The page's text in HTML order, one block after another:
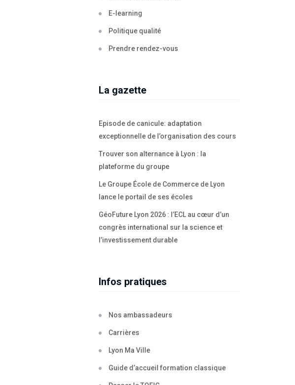
E-learning
Politique qualité
Prendre rendez-vous
La gazette
Episode de canicule: adaptation
exceptionnelle de l’organisation des cours
Trouver son alternance à Lyon : la
plateforme du groupe
Le Groupe École de Commerce de Lyon
lance le portail de ses écoles
GéoFuture Lyon 2026 : l’ECL au cœur d’un
congrès international sur la science et
l’investissement durable
Infos pratiques
Nos ambassadeurs
Carrières
Lyon Ma Ville
Guide d’accueil formation classique